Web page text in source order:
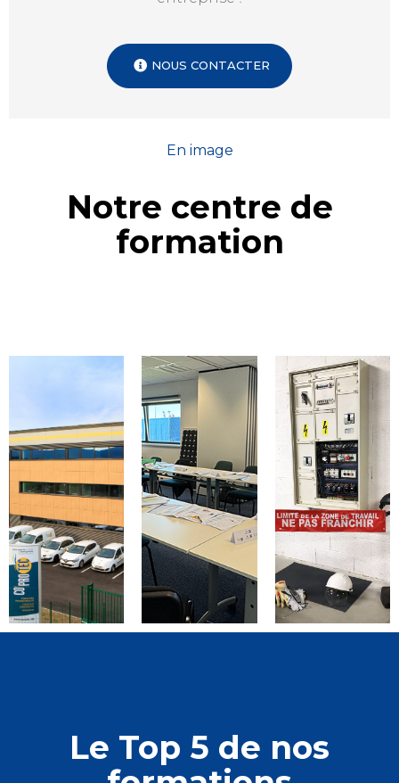
NOUS CONTACTER
En image
Notre centre de
formation
Le Top 5 de nos